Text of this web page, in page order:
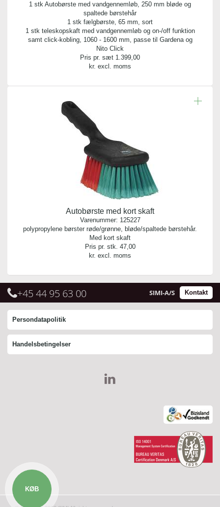
KØB
1 stk Autobørste med vandgennemløb, 250 mm bløde og
spaltede børstehår
1 stk fælgbørste, 65 mm, sort
1 stk teleskopskaft med vandgennemløb og on-/off funktion
samt click-kobling, 1060 - 1600 mm, passe til Gardena og
Nito Click
Pris pr. sæt 1.399,00
kr. excl. moms
Autobørste med kort skaft
Varenummer: 125227
polypropylene børster røde/grønne, bløde/spaltede børstehår.
Med kort skaft
Pris pr. stk. 47,00
kr. excl. moms
+45 44 95 63 00 Kontakt
SIMI-A/S
Persondatapolitik
Handelsbetingelser